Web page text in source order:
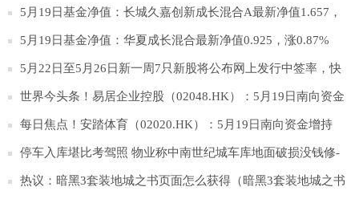
1.2133，跌0.24%
5月19日基金净值：长城久嘉创新成长混合A最新净值1.657，
涨1.31%_环球速看料
5月19日基金净值：华夏成长混合最新净值0.925，涨0.87%
5月22日至5月26日新一周7只新股将公布网上发行中签率，快
来看看！
世界今头条！易居企业控股（02048.HK）：5月19日南向资金
减持3.39万股
每日焦点！安踏体育（02020.HK）：5月19日南向资金增持
2.08万股
停车入库堪比考驾照 物业称中南世纪城车库地面破损没钱修-
全球热讯
热议：暗黑3套装地城之书页面怎么获得（暗黑3套装地城之书